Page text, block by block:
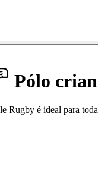
Pólo
é ideal para